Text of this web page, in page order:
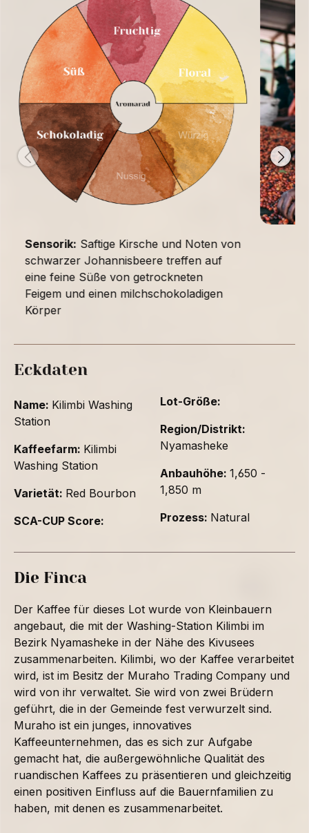
Sensorik: Saftige Kirsche und Noten von
schwarzer Johannisbeere treffen auf
eine feine Süße von getrockneten
Feigem und einen milchschokoladigen
Körper
Eckdaten
Name: Kilimbi Washing
Station
Kaffeefarm: Kilimbi
Washing Station
Varietät: Red Bourbon
SCA-CUP Score:
Lot-Größe:
Region/Distrikt:
Nyamasheke
Anbauhöhe: 1,650 -
1,850 m
Prozess: Natural
Die Finca
Der Kaffee für dieses Lot wurde von Kleinbauern
angebaut, die mit der Washing-Station Kilimbi im
Bezirk Nyamasheke in der Nähe des Kivusees
zusammenarbeiten. Kilimbi, wo der Kaffee verarbeitet
wird, ist im Besitz der Muraho Trading Company und
wird von ihr verwaltet. Sie wird von zwei Brüdern
geführt, die in der Gemeinde fest verwurzelt sind.
Muraho ist ein junges, innovatives
Kaffeeunternehmen, das es sich zur Aufgabe
gemacht hat, die außergewöhnliche Qualität des
ruandischen Kaffees zu präsentieren und gleichzeitig
einen positiven Einfluss auf die Bauernfamilien zu
haben, mit denen es zusammenarbeitet.